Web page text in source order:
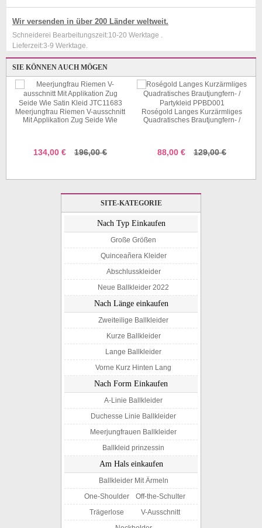
Wir versenden in über 200 Länder weltweit.
Schneiderei Bearbeitungszeit:10-20 Werktage .
Lieferzeit:3-9 Werktage.
SIE KÖNNEN AUCH MÖGEN
Meerjungfrau Riemen V-ausschnitt
Mit Applikation Zug Seide Wie
134,00 € 196,00 €
Roségold Langes Kurzärmliges
Quadratisches Brautjungfern- /
88,00 € 129,00 €
SITE-KATEGORIE
Nach Typ Einkaufen
Große Größen
Quinceañera Kleider
Abschlusskleider
Neue Ballkleider 2022
Nach Länge einkaufen
Zweiteilige Ballkleider
Kurze Ballkleider
Lange Ballkleider
Vorne Kurz Hinten Lang
Nach Form Einkaufen
A-Linie Ballkleider
Duchesse Linie Ballkleider
Meerjungfrauen Ballkleider
Ballkleid prinzessin
Am Hals einkaufen
Ballkleider Mit Ärmeln
One-Shoulder
Off-the-Schulter
Trägerlose
V-Ausschnitt